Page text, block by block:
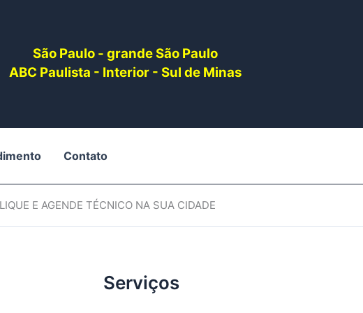
São Paulo - grande São Paulo
ABC Paulista - Interior - Sul de Minas
Contato
E AGENDE TÉCNICO NA SUA CIDADE
Serviços